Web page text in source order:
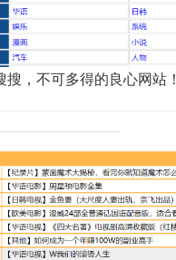
搜，不可多得的良心网站！